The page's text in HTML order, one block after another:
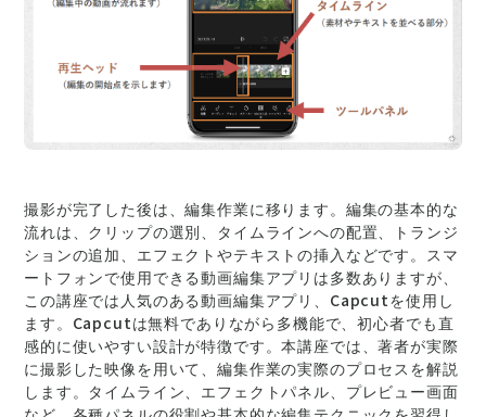
撮影が完了した後は、編集作業に移ります。編集の基本的な
流れは、クリップの選別、タイムラインへの配置、トランジ
ションの追加、エフェクトやテキストの挿入などです。スマ
ートフォンで使用できる動画編集アプリは多数ありますが、
この講座では人気のある動画編集アプリ、Capcutを使用し
ます。Capcutは無料でありながら多機能で、初心者でも直
感的に使いやすい設計が特徴です。本講座では、著者が実際
に撮影した映像を用いて、編集作業の実際のプロセスを解説
します。タイムライン、エフェクトパネル、プレビュー画面